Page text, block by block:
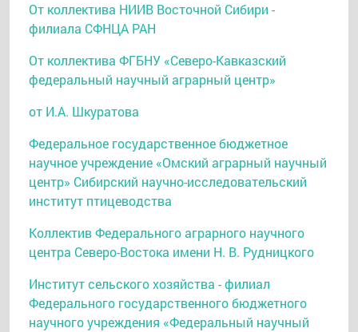
От коллектива НИИВ Восточной Сибири -
филиала СФНЦА РАН
От коллектива ФГБНУ «Северо-Кавказский
федеральный научный аграрный центр»
от И.А. Шкуратова
Федеральное государственное бюджетное
научное учреждение «Омский аграрный научный
центр» Сибирский научно-исследовательский
институт птицеводства
Коллектив Федерального аграрного научного
центра Северо-Востока имени Н. В. Рудницкого
Институт сельского хозяйства - филиал
Федерального государственного бюджетного
научного учреждения «Федеральный научный